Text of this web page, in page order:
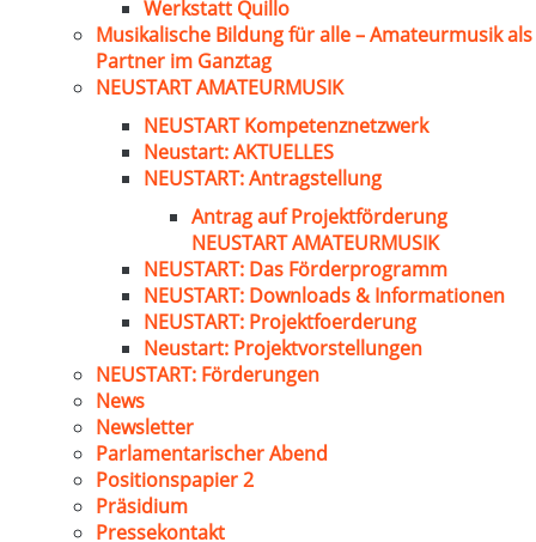
Werkstatt Quillo
Musikalische Bildung für alle – Amateurmusik als
Partner im Ganztag
NEUSTART AMATEURMUSIK
NEUSTART Kompetenznetzwerk
Neustart: AKTUELLES
NEUSTART: Antragstellung
Antrag auf Projektförderung
NEUSTART AMATEURMUSIK
NEUSTART: Das Förderprogramm
NEUSTART: Downloads & Informationen
NEUSTART: Projektfoerderung
Neustart: Projektvorstellungen
NEUSTART: Förderungen
News
Newsletter
Parlamentarischer Abend
Positionspapier 2
Präsidium
Pressekontakt